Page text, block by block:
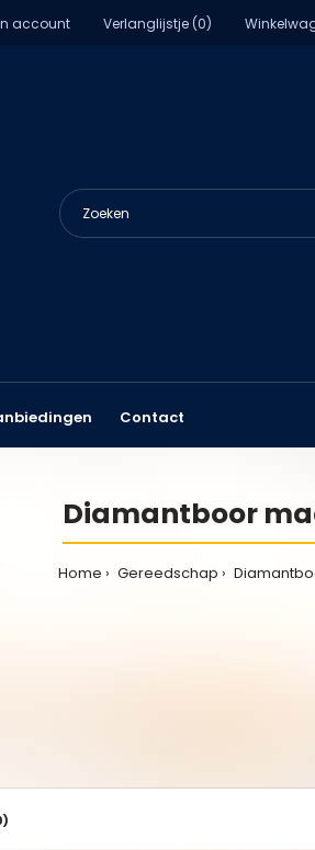
account Verlanglijstje (0)
Contact
Diamantboor
Home Gereedschap